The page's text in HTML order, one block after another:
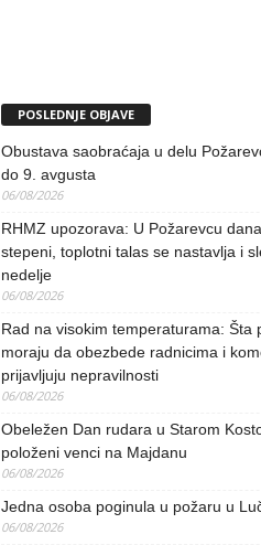
POSLEDNJE OBJAVE
Obustava saobraćaja u delu
do 9. avgusta
06/08/2026
RHMZ upozorava: U Požarevcu
stepeni, toplotni talas se nastavlja i
nedelje
06/08/2026
Rad na visokim temperaturama: Šta
moraju da obezbede radnicima i
prijavljuju nepravilnosti
06/08/2026
Obeležen Dan rudara u Starom
položeni venci na Majdanu
06/08/2026
Jedna osoba poginula u požaru u
06/08/2026